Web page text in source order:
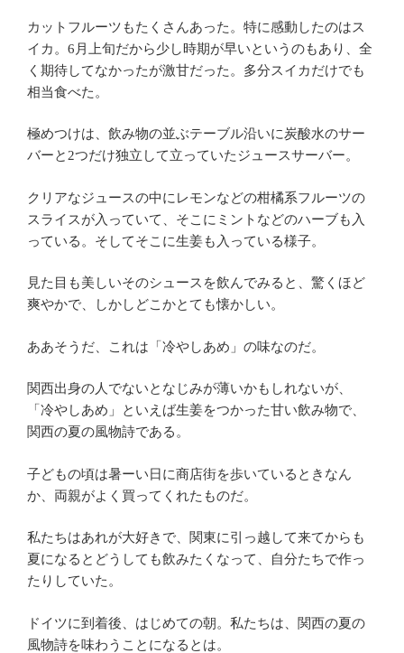
カットフルーツもたくさんあった。特に感動したのはス
イカ。6月上旬だから少し時期が早いというのもあり、全
く期待してなかったが激甘だった。多分スイカだけでも
相当食べた。
極めつけは、飲み物の並ぶテーブル沿いに炭酸水のサー
バーと2つだけ独立して立っていたジュースサーバー。
クリアなジュースの中にレモンなどの柑橘系フルーツの
スライスが入っていて、そこにミントなどのハーブも入
っている。そしてそこに生姜も入っている様子。
見た目も美しいそのシュースを飲んでみると、驚くほど
爽やかで、しかしどこかとても懐かしい。
ああそうだ、これは「冷やしあめ」の味なのだ。
関西出身の人でないとなじみが薄いかもしれないが、
「冷やしあめ」といえば生姜をつかった甘い飲み物で、
関西の夏の風物詩である。
子どもの頃は暑ーい日に商店街を歩いているときなん
か、両親がよく買ってくれたものだ。
私たちはあれが大好きで、関東に引っ越して来てからも
夏になるとどうしても飲みたくなって、自分たちで作っ
たりしていた。
ドイツに到着後、はじめての朝。私たちは、関西の夏の
風物詩を味わうことになるとは。